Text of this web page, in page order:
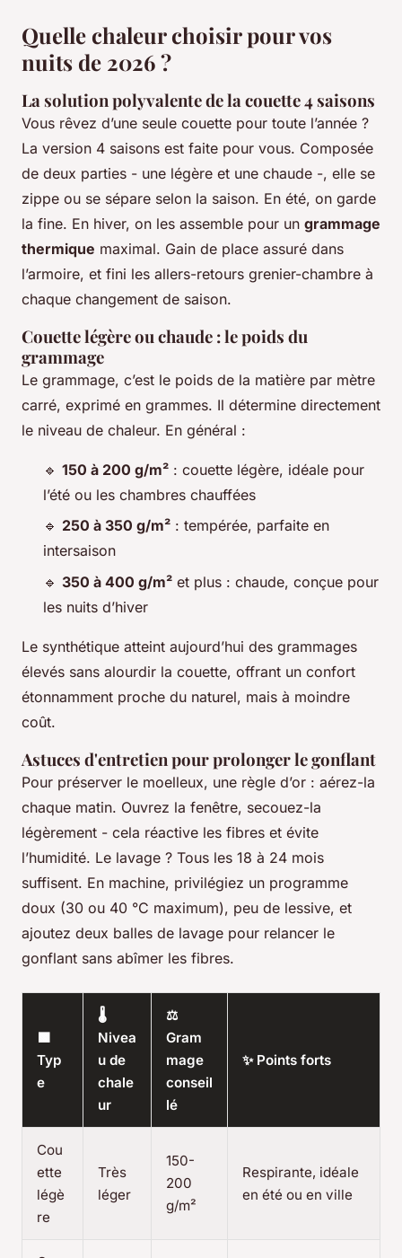
Quelle chaleur choisir pour vos
nuits de 2026 ?
La solution polyvalente de la couette 4 saisons
Vous rêvez d’une seule couette pour toute l’année ?
La version 4 saisons est faite pour vous. Composée
de deux parties - une légère et une chaude -, elle se
zippe ou se sépare selon la saison. En été, on garde
la fine. En hiver, on les assemble pour un grammage
thermique maximal. Gain de place assuré dans
l’armoire, et fini les allers-retours grenier-chambre à
chaque changement de saison.
Couette légère ou chaude : le poids du
grammage
Le grammage, c’est le poids de la matière par mètre
carré, exprimé en grammes. Il détermine directement
le niveau de chaleur. En général :
🔹 150 à 200 g/m² : couette légère, idéale pour
l’été ou les chambres chauffées
🔹 250 à 350 g/m² : tempérée, parfaite en
intersaison
🔹 350 à 400 g/m² et plus : chaude, conçue pour
les nuits d’hiver
Le synthétique atteint aujourd’hui des grammages
élevés sans alourdir la couette, offrant un confort
étonnamment proche du naturel, mais à moindre
coût.
Astuces d'entretien pour prolonger le gonflant
Pour préserver le moelleux, une règle d’or : aérez-la
chaque matin. Ouvrez la fenêtre, secouez-la
légèrement - cela réactive les fibres et évite
l’humidité. Le lavage ? Tous les 18 à 24 mois
suffisent. En machine, privilégiez un programme
doux (30 ou 40 °C maximum), peu de lessive, et
ajoutez deux balles de lavage pour relancer le
gonflant sans abîmer les fibres.
🟩
Typ
e
🌡️
Nivea
u de
chale
ur
⚖️
Gram
mage
conseil
lé
✨ Points forts
Cou
ette
légè
re
Très
léger
150-
200
g/m²
Respirante, idéale
en été ou en ville